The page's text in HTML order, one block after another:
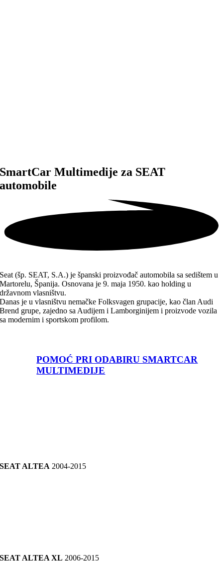
SmartCar Multimedije za SEAT
automobile
Seat (šp. SEAT, S.A.) je španski proizvođač automobila sa sedištem u
Martorelu, Španija. Osnovana je 9. maja 1950. kao holding u
državnom vlasništvu.
Danas je u vlasništvu nemačke Folksvagen grupacije, kao član Audi
Brend grupe, zajedno sa Audijem i Lamborginijem i proizvode vozila
sa modernim i sportskom profilom.
POMOĆ PRI ODABIRU SMARTCAR
MULTIMEDIJE
SEAT ALTEA 2004-2015
SEAT ALTEA XL 2006-2015